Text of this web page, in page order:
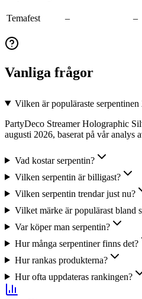
Temafest – –
Vanliga frågor
Vilken är populäraste serpentinen
PartyDeco Streamer Holographic
augusti 2026, baserat på vår analys
Vad kostar serpentin?
Vilken serpentin är billigast?
Vilken serpentin trendar just nu?
Vilket märke är populärast bland
Var köper man serpentin?
Hur många serpentiner finns det?
Hur rankas produkterna?
Hur ofta uppdateras rankingen?